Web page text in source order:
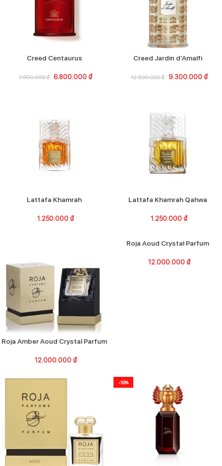
Creed Centaurus
7.800.000₫ 6.800.000 ₫
Creed Jardin d’Amalfi
12.500.000₫ 9.300.000 ₫
Lattafa Khamrah
1.250.000 ₫
Lattafa Khamrah Qahwa
1.250.000 ₫
Roja Amber Aoud Crystal Parfum
12.000.000 ₫
Roja Aoud Crystal Parfum
12.000.000 ₫
-19%